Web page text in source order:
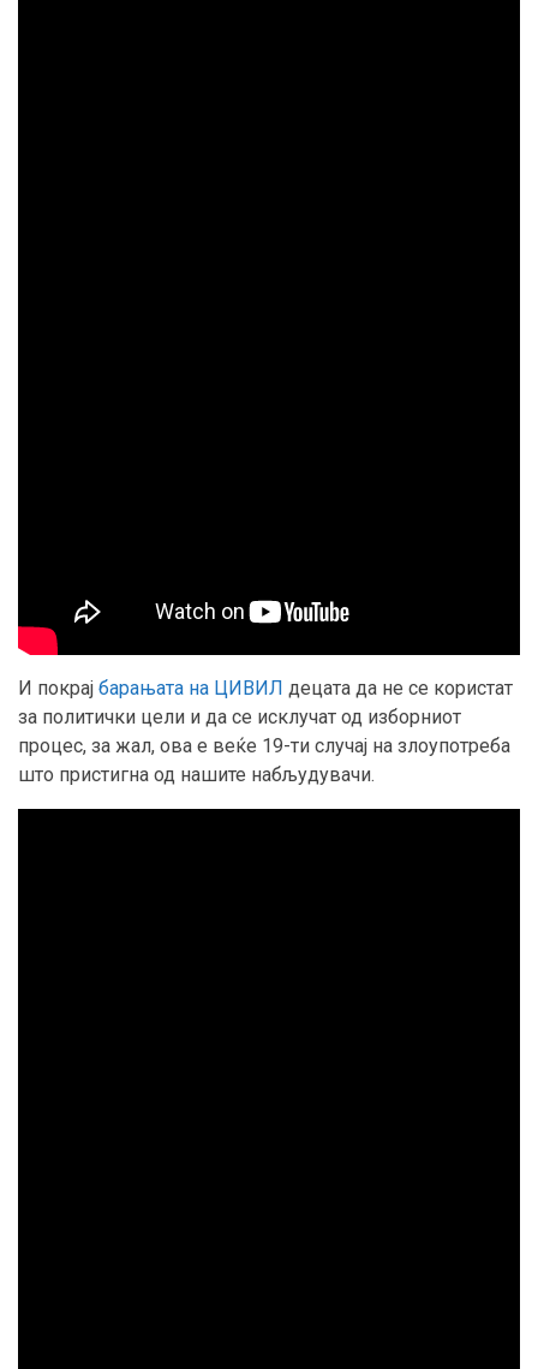
И покрај барањата на ЦИВИЛ децата да не се користат
за политички цели и да се исклучат од изборниот
процес, за жал, ова е веќе 19-ти случај на злоупотреба
што пристигна од нашите набљудувачи.